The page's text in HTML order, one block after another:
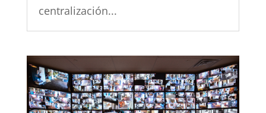
centralización...